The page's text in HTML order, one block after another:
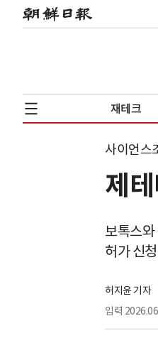
재테크
사이언스
제
보톡스
허가 신
허지윤 기자
입력